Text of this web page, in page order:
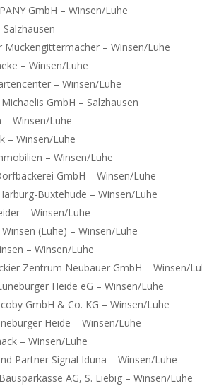
GmbH – Winsen/Luhe
Mückengittermacher – Winsen/Luhe
– Winsen/Luhe
– Winsen/Luhe
GmbH – Salzhausen
– Winsen/Luhe
– Winsen/Luhe
– Winsen/Luhe
GmbH – Winsen/Luhe
Buxtehude – Winsen/Luhe
– Winsen/Luhe
(Luhe) – Winsen/Luhe
– Winsen/Luhe
Zentrum Neubauer GmbH – Winsen/
Heide eG – Winsen/Luhe
GmbH & Co. KG – Winsen/Luhe
Heide – Winsen/Luhe
– Winsen/Luhe
Partner Signal Iduna – Winsen/Luhe
AG, S. Liebig – Winsen/Luhe